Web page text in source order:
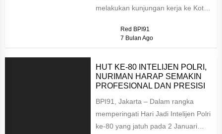
melakukan kunjungan kerja ke Kota
pelaksanaan program...
Red BPI91
7 Bulan Ago
HUT KE-80 INTELIJEN POLRI,
NURIMAN HARAP SEMAKIN
PROFESIONAL DAN PRESISI
BPI91, Jakarta – Dalam rangka
memperingati Hari Jadi Intelijen Polri
ke-80 yang jatuh pada 2 Januari